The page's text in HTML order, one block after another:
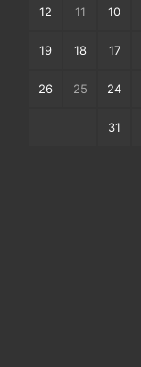
10
11
12
17
18
19
24
25
26
31